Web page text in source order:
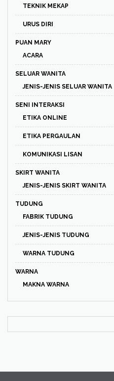
TEKNIK MEKAP
URUS DIRI
PUAN MARY
ACARA
SELUAR WANITA
JENIS-JENIS SELUAR WANITA
SENI INTERAKSI
ETIKA ONLINE
ETIKA PERGAULAN
KOMUNIKASI LISAN
SKIRT WANITA
JENIS-JENIS SKIRT WANITA
TUDUNG
FABRIK TUDUNG
JENIS-JENIS TUDUNG
WARNA TUDUNG
WARNA
MAKNA WARNA